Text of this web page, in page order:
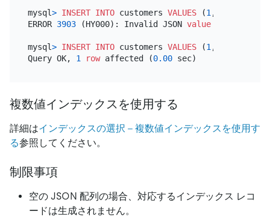
mysql> INSERT INTO customers VALUES (1,
ERROR 3903 (HY000): Invalid JSON value
mysql> INSERT INTO customers VALUES (1,
Query OK, 1 row affected (0.00
複数値インデックスを使用する
詳細はインデックスの選択 - 複数値インデックスを使用す
る参照してください。
制限事項
空の JSON 配列の場合、対応するインデックス レコ
ードは生成されません。